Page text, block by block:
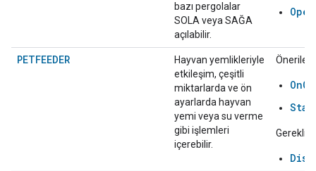
bazı pergolalar
SOLA veya SAĞA
açılabilir.
PETFEEDER
Hayvan yemlikleriyle
etkileşim, çeşitli
miktarlarda ve ön
ayarlarda hayvan
yemi veya su verme
gibi işlemleri
içerebilir.
Önerilen:
Gerekli: